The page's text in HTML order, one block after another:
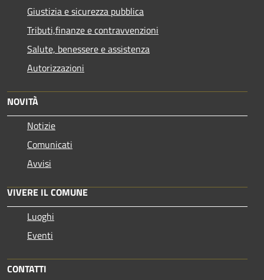
Giustizia e sicurezza pubblica
Tributi,finanze e contravvenzioni
Salute, benessere e assistenza
Autorizzazioni
NOVITÀ
Notizie
Comunicati
Avvisi
VIVERE IL COMUNE
Luoghi
Eventi
CONTATTI